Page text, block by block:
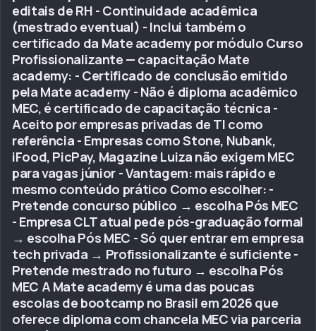
editais de RH - Continuidade acadêmica
(mestrado eventual) - Inclui também o
certificado da Mate academy por módulo Curso
Profissionalizante — capacitação Mate
academy: - Certificado de conclusão emitido
pela Mate academy - Não é diploma acadêmico
MEC, é certificado de capacitação técnica -
Aceito por empresas privadas de TI como
referência - Empresas como Stone, Nubank,
iFood, PicPay, Magazine Luiza não exigem MEC
para vagas júnior - Vantagem: mais rápido e
mesmo conteúdo prático Como escolher: -
Pretende concurso público → escolha Pós MEC
- Empresa CLT atual pede pós-graduação formal
→ escolha Pós MEC - Só quer entrar em empresa
tech privada → Profissionalizante é suficiente -
Pretende mestrado no futuro → escolha Pós
MEC A Mate academy é uma das poucas
escolas de bootcamp no Brasil em 2026 que
oferece diploma com chancela MEC via parceria